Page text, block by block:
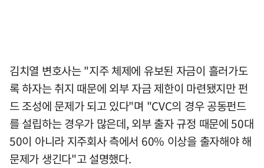
김치열 변호사는 "지주 체제에 유보된 자금이 흘러가도
록 하자는 취지 때문에 외부 자금 제한이 마련됐지만 펀
드 조성에 문제가 되고 있다"며 "CVC의 경우 공동펀드
를 설립하는 경우가 많은데, 외부 출자 규정 때문에 50대
50이 아니라 지주회사 측에서 60% 이상을 출자해야 해
문제가 생긴다"고 설명했다.